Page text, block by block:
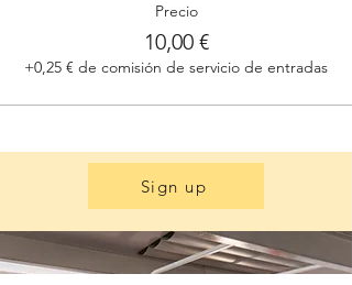
Precio
10,00 €
+0,25 € de comisión de servicio de entradas
Sign up